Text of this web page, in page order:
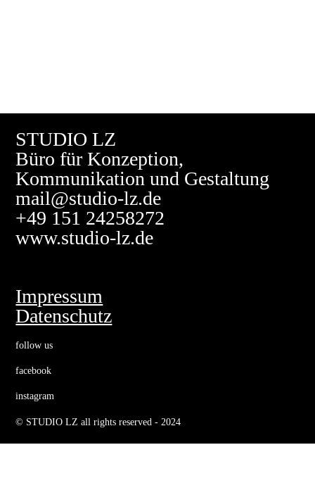
STUDIO LZ
Büro fürKonzeption,
Kommunikation und Gestaltung
mail@studio-lz.de
+49 151 24258272
www.studio-lz.de
Impressum
Datenschutz
follow us
facebook
instagram
© STUDIO LZ all rights reserved - 2024